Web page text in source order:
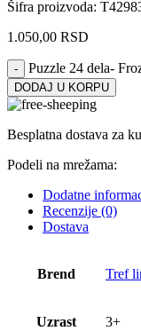
Šifra proizvoda:
1.050,00 RSD
Puzzle 24 dela-
DODAJ U KORPU
Besplatna dostava za
Podeli na mrežama:
Dodatne
Recenzije (0)
Dostava
Brend Tref
Uzrast 3+